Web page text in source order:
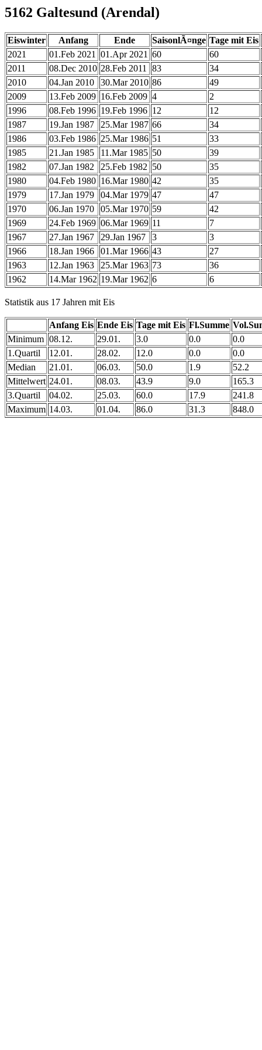
5162 Galtesund (Arendal)
Eiswinter Anfang Ende SaisonlÃ¤nge Tage mit Eis
2021
01.Feb 2021 01.Apr 2021 60
60
2011
08.Dec 2010 28.Feb 2011 83
34
2010
04.Jan 2010 30.Mar 2010 86
49
2009
13.Feb 2009 16.Feb 2009 4
2
1996
08.Feb 1996 19.Feb 1996 12
12
1987
19.Jan 1987 25.Mar 1987 66
34
1986
03.Feb 1986 25.Mar 1986 51
33
1985
21.Jan 1985 11.Mar 1985 50
39
1982
07.Jan 1982 25.Feb 1982 50
35
1980
04.Feb 1980 16.Mar 1980 42
35
1979
17.Jan 1979 04.Mar 1979 47
47
1970
06.Jan 1970 05.Mar 1970 59
42
1969
24.Feb 1969 06.Mar 1969 11
7
1967
27.Jan 1967 29.Jan 1967 3
3
1966
18.Jan 1966 01.Mar 1966 43
27
1963
12.Jan 1963 25.Mar 1963 73
36
1962
14.Mar 1962 19.Mar 1962 6 6
Statistik aus 17 Jahren mit Eis
Anfang Eis Ende Eis Tage mit Eis Fl.Summe
Minimum 08.12. 29.01. 3.0 0.0
0.0
1.Quartil
12.01. 28.02. 12.0 0.0
0.0
Median
21.01. 06.03. 50.0 1.9
52.2
Mittelwert 24.01. 08.03. 43.9 9.0
165.3
3.Quartil
04.02. 25.03. 60.0 17.9
241.8
Maximum 14.03. 01.04. 86.0 31.3 848.0